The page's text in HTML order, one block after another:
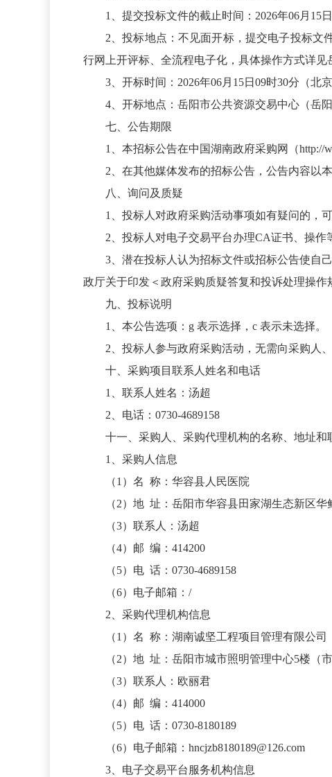
1、提交投标文件的截止时间：2026年06月15
2、投标地点：不见面开标，提交电子投标文
行网上开评标、全流程电子化，具体操作方式详
3、开标时间：2026年06月15日09时30分（北京
4、开标地点：岳阳市公共资源交易中心（岳
七、公告期限
1、本招标公告在中国湖南政府采购网（http://
2、在其他媒体发布的招标公告，公告内容以
八、询问及质疑
1、投标人对政府采购活动事项如有疑问的，
2、投标人对电子交易平台办理CA证书、操作
3、潜在投标人认为招标文件或招标公告使自
政厅关于印发＜政府采购质疑答复和投诉处理操作
九、投标说明
1、本公告选项： g 表示选择， c 表示未选择。
2、投标人参与政府采购活动，无需向采购人
十、采购项目联系人姓名和电话
1、联系人姓名：汤超
2、电话：0730-4689158
十一、采购人、采购代理机构的名称、地址和
1、采购人信息
（1）名 称：华容县人民医院
（2）地 址：岳阳市华容县田家湖生态新区华
（3）联系人：汤超
（4）邮 编：414200
（5）电 话：0730-4689158
（6）电子邮箱：/
2、采购代理机构信息
（1）名 称：湖南诚坚工程项目管理有限公司
（2）地 址：岳阳市城市照明管理中心5楼（
（3）联系人：欧丽君
（4）邮 编：414000
（5）电 话：0730-8180189
（6）电子邮箱：hncjzb8180189@126.com
3、电子交易平台服务机构信息